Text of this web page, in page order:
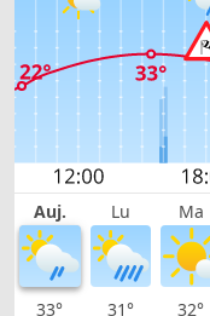
Auj. Lu Ma
33°
31°
32°